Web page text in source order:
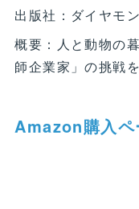
出版社：ダイヤモ
概要：人と動物の
師企業家」の挑戦
Amazon購入ペ